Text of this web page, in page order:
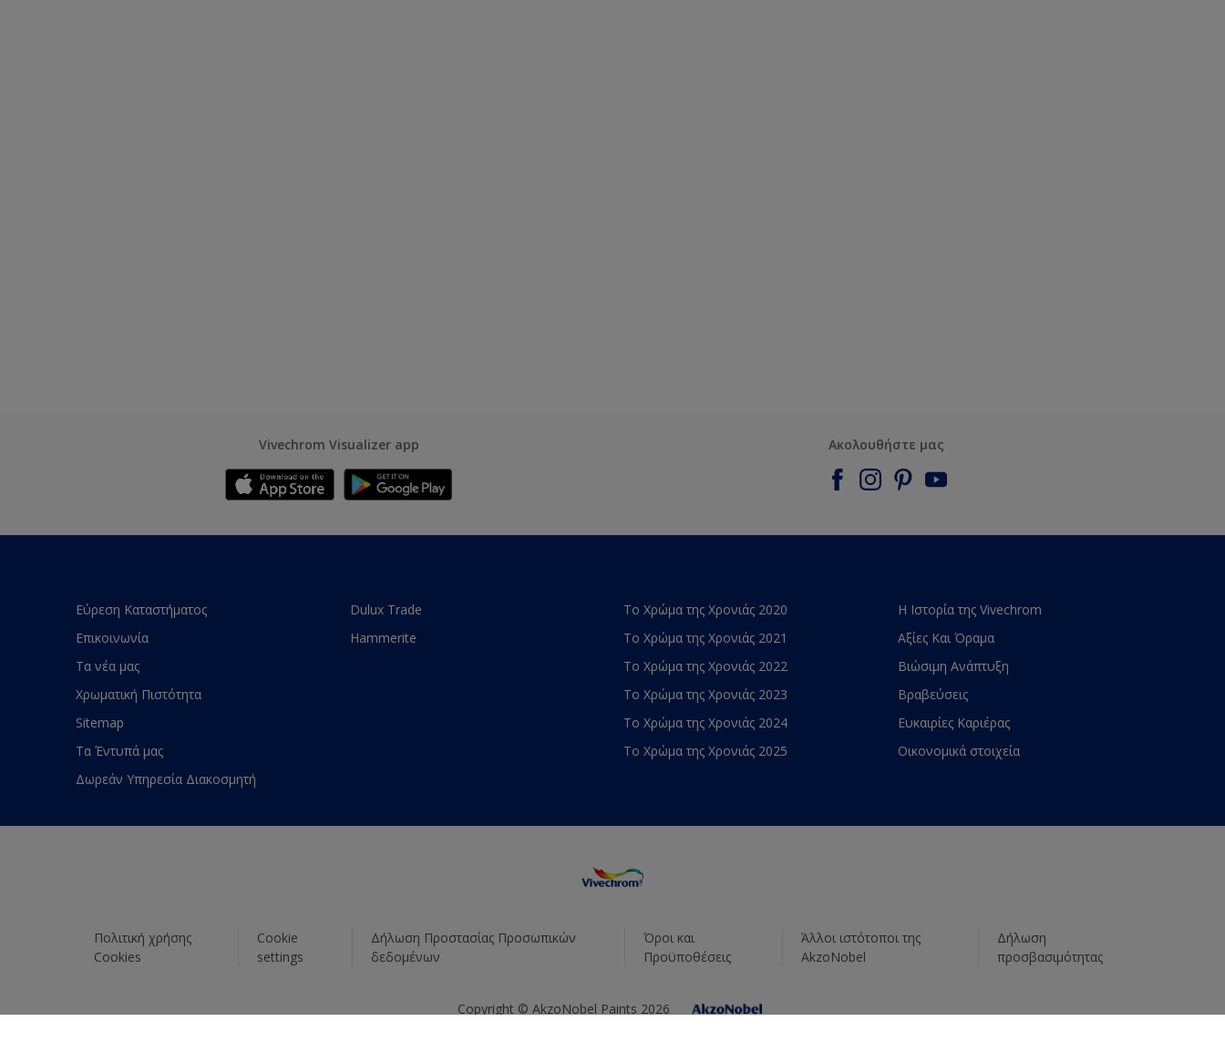
Vivechrom Visualizer app Ακολουθήστε μας
Εύρεση Καταστήματος
Επικοινωνία
Τα νέα μας
Χρωματική Πιστότητα
Sitemap
Τα Έντυπά μας
Δωρεάν Υπηρεσία Διακοσμητή
Dulux Trade
Hammerite
Το Χρώμα της Χρονιάς 2020
Το Χρώμα της Χρονιάς 2021
Το Χρώμα της Χρονιάς 2022
Το Χρώμα της Χρονιάς 2023
Το Χρώμα της Χρονιάς 2024
Το Χρώμα της Χρονιάς 2025
Η Ιστορία της Vivechrom
Αξίες Και Όραμα
Βιώσιμη Ανάπτυξη
Βραβεύσεις
Ευκαιρίες Καριέρας
Οικονομικά στοιχεία
Πολιτική χρήσης
Cookies
Cookie
settings
Δήλωση Προστασίας Προσωπικών
δεδομένων
Όροι και
Προϋποθέσεις
Άλλοι ιστότοποι της
AkzoNobel
Δήλωση
προσβασιμότητας
Copyright © AkzoNobel Paints 2026